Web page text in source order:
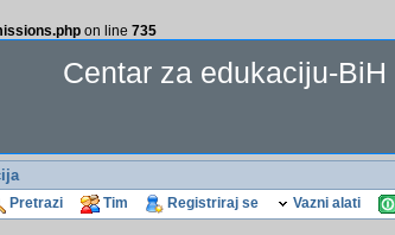
on line 735
Centar za edukaciju-BiH
Pretrazi Tim Registriraj se Vazni alati